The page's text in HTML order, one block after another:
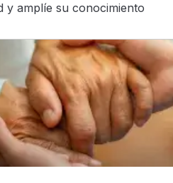
y amplíe su conocimiento